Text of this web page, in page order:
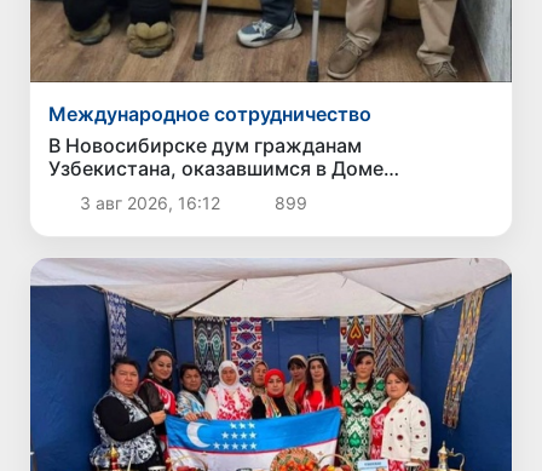
Международное сотрудничество
В Новосибирске дум гражданам
Узбекистана, оказавшимся в Доме
милосердия, помогли восстановить
документы
3 авг 2026, 16:12 899